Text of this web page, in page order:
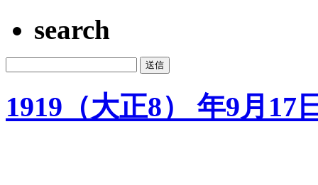
search
1919（大正8） 年9月17